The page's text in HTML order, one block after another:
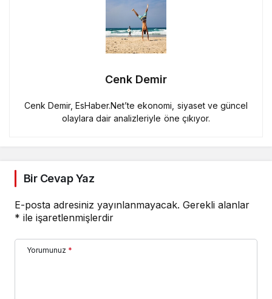
Cenk Demir
Cenk Demir, EsHaber.Net’te ekonomi, siyaset ve güncel
olaylara dair analizleriyle öne çıkıyor.
Bir Cevap Yaz
E-posta adresiniz yayınlanmayacak. Gerekli alanlar
* ile işaretlenmişlerdir
Yorumunuz *